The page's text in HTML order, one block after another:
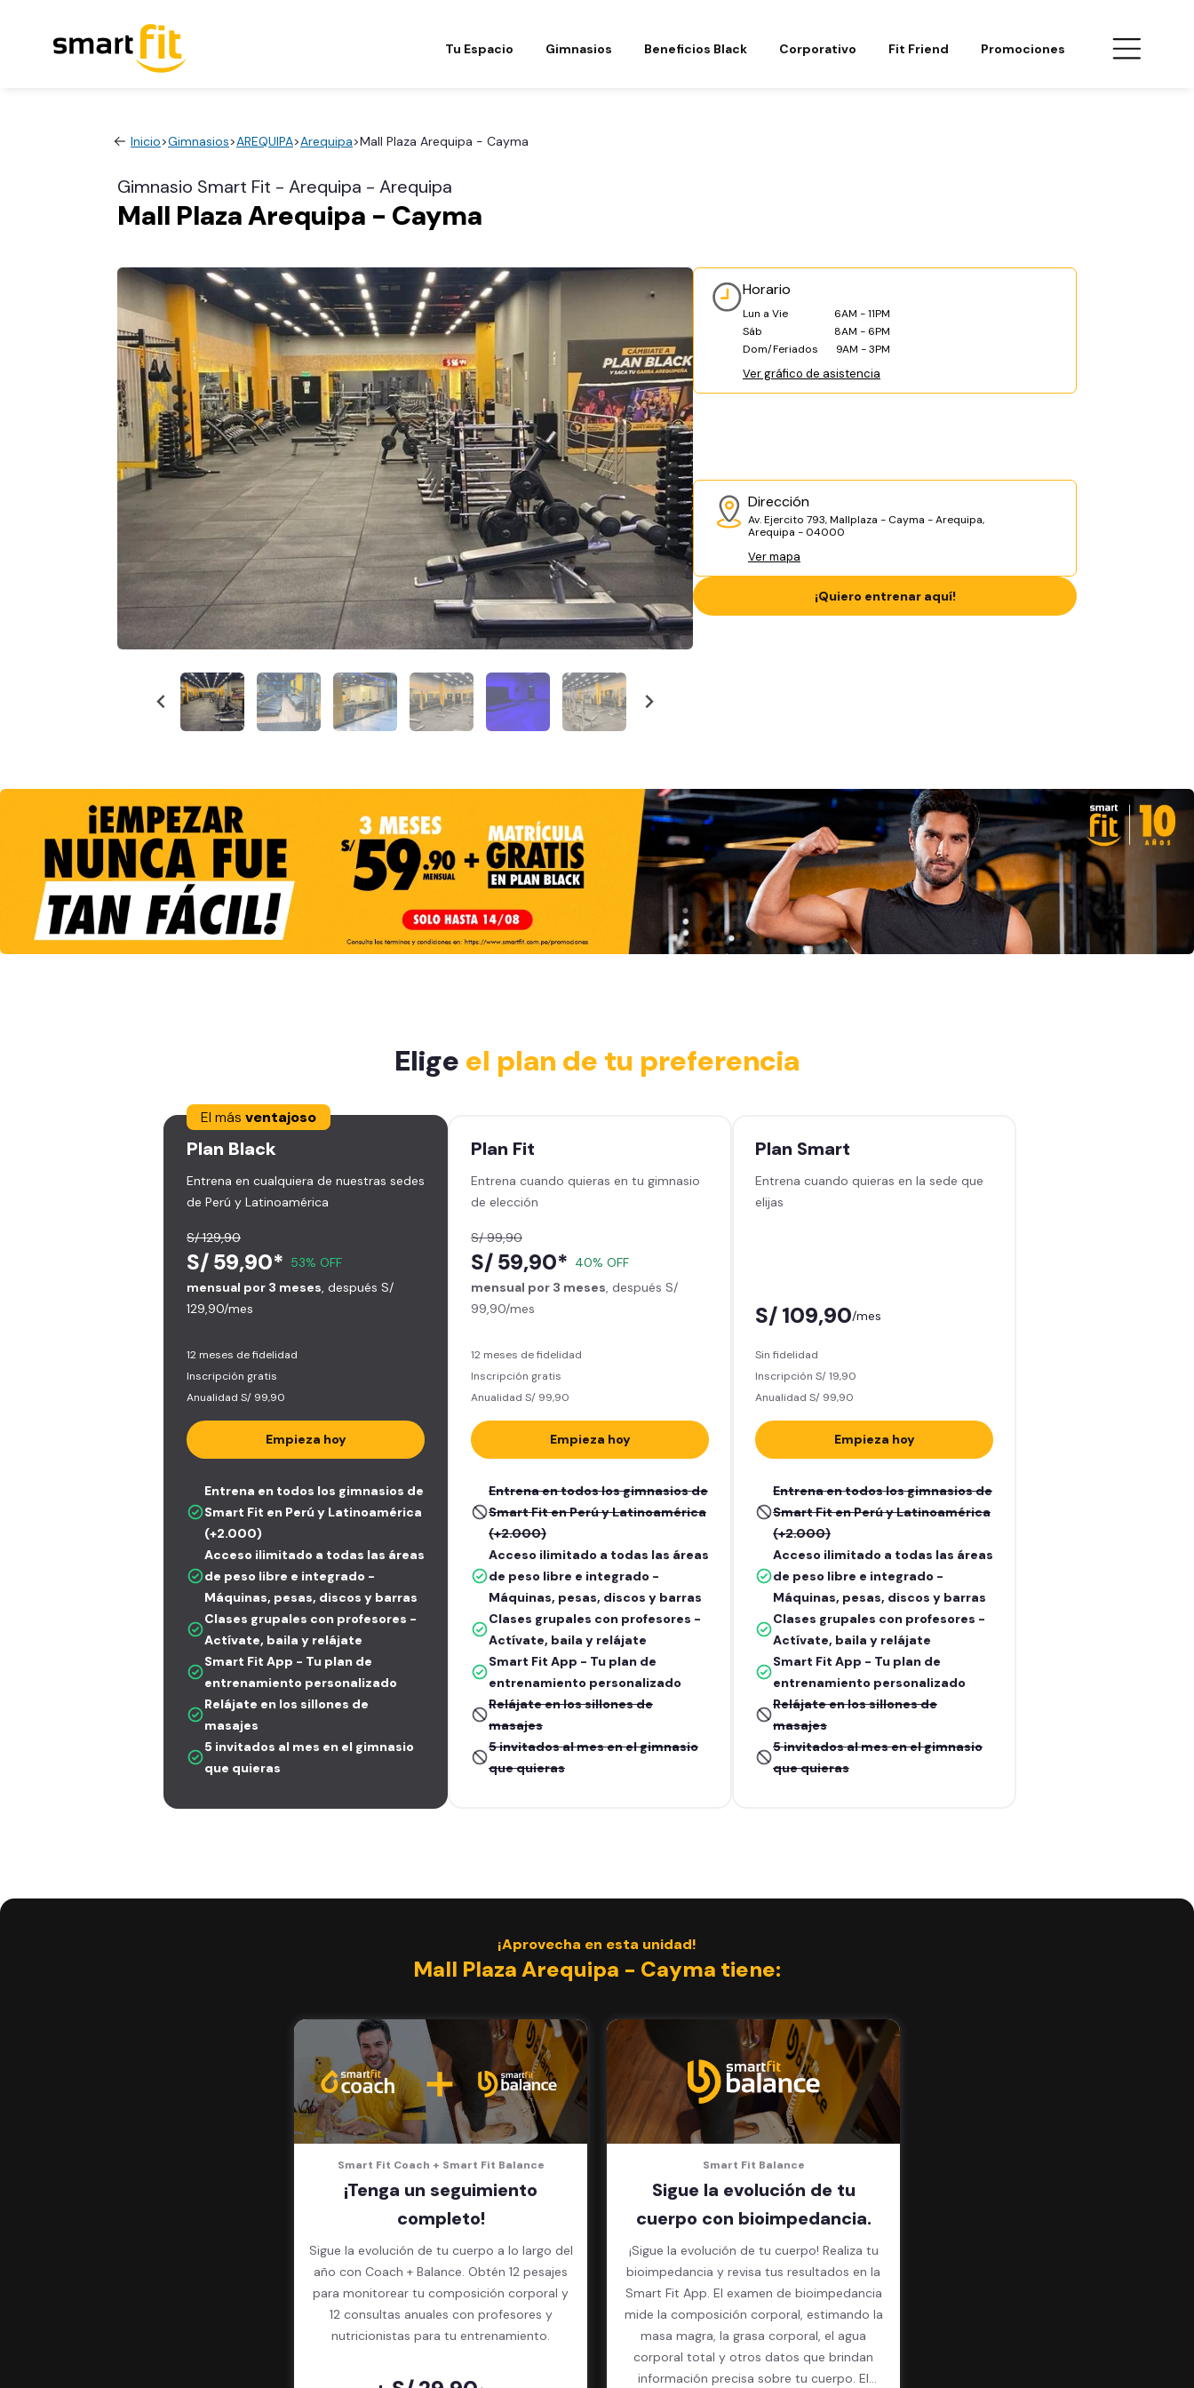
Tu Espacio Gimnasios Beneficios Black Corporativo Fit Friend Promociones
Inicio>Gimnasios>AREQUIPA>Arequipa>Mall Plaza Arequipa - Cayma
Gimnasio Smart Fit - Arequipa - Arequipa
Mall Plaza Arequipa - Cayma
Horario
Lun a Vie
6AM - 11PM
Sáb
8AM - 6PM
Dom/Feriados
9AM - 3PM
Ver gráfico de asistencia
Dirección
Av. Ejercito 793, Mallplaza - Cayma - Arequipa,
Arequipa - 04000
Ver mapa
¡Quiero entrenar aquí!
Elige el plan de tu preferencia
El más ventajoso
Plan Black
Entrena en cualquiera de nuestras sedes
de Perú y Latinoamérica
S/ 129,90
S/ 59,90* 53% OFF
mensual por 3 meses , después S/
129,90/mes
12 meses de fidelidad
Inscripción gratis
Anualidad S/ 99,90
Empieza hoy
Entrena en todos los gimnasios de
Smart Fit en Perú y Latinoamérica
(+2.000)
Acceso ilimitado a todas las áreas
de peso libre e integrado -
Máquinas, pesas, discos y barras
Clases grupales con profesores -
Actívate, baila y relájate
Smart Fit App - Tu plan de
entrenamiento personalizado
Relájate en los sillones de
masajes
5 invitados al mes en el gimnasio
que quieras
Plan Fit
Entrena cuando quieras en tu gimnasio
de elección
S/ 99,90
S/ 59,90* 40% OFF
mensual por 3 meses , después S/
99,90/mes
12 meses de fidelidad
Inscripción gratis
Anualidad S/ 99,90
Empieza hoy
Entrena en todos los gimnasios de
Smart Fit en Perú y Latinoamérica
(+2.000)
Acceso ilimitado a todas las áreas
de peso libre e integrado -
Máquinas, pesas, discos y barras
Clases grupales con profesores -
Actívate, baila y relájate
Smart Fit App - Tu plan de
entrenamiento personalizado
Relájate en los sillones de
masajes
5 invitados al mes en el gimnasio
que quieras
Plan Smart
Entrena cuando quieras en la sede que
elijas
S/ 109,90/mes
Sin fidelidad
Inscripción S/ 19,90
Anualidad S/ 99,90
Empieza hoy
Entrena en todos los gimnasios de
Smart Fit en Perú y Latinoamérica
(+2.000)
Acceso ilimitado a todas las áreas
de peso libre e integrado -
Máquinas, pesas, discos y barras
Clases grupales con profesores -
Actívate, baila y relájate
Smart Fit App - Tu plan de
entrenamiento personalizado
Relájate en los sillones de
masajes
5 invitados al mes en el gimnasio
que quieras
¡Aprovecha en esta unidad!
Mall Plaza Arequipa - Cayma tiene:
Smart Fit Coach + Smart Fit Balance
¡Tenga un seguimiento
completo!
Sigue la evolución de tu cuerpo a lo largo del
año con Coach + Balance. Obtén 12 pesajes
para monitorear tu composición corporal y
12 consultas anuales con profesores y
nutricionistas para tu entrenamiento.
Smart Fit Balance
Sigue la evolución de tu
cuerpo con bioimpedancia.
¡Sigue la evolución de tu cuerpo! Realiza tu
bioimpedancia y revisa tus resultados en la
Smart Fit App. El examen de bioimpedancia
mide la composición corporal, estimando la
masa magra, la grasa corporal, el agua
corporal total y otros datos que brindan
información precisa sobre tu cuerpo. El